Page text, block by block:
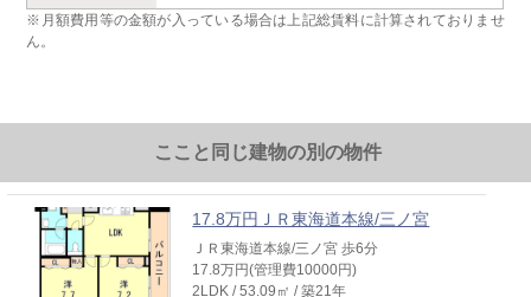
※月額費用等の金額が入っている場合は上記総賃料に計算されておりませ
ん。
ここと同じ建物の別の物件
17.8万円ＪＲ東海道本線/三ノ宮
ＪＲ東海道本線/三ノ宮 歩6分
17.8万円(管理費10000円)
2LDK / 53.09㎡ / 築21年